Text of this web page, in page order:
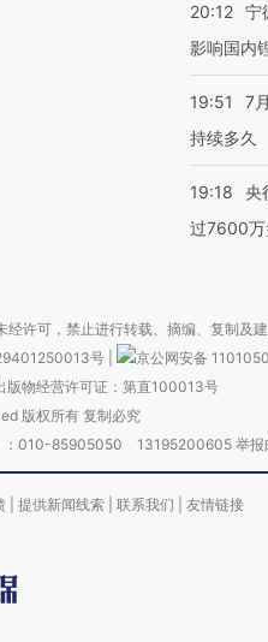
20:12 宁
影响国内
19:51
7
持续多久
19:18
央
过7600万
许可，禁止进行转载、摘编、复制及建
号
京公网安备
版物经营许可证：第直100013号
版权所有 复制必究
：010-85905050 13195200605 举
提供新闻线索 联系我们 友情链接